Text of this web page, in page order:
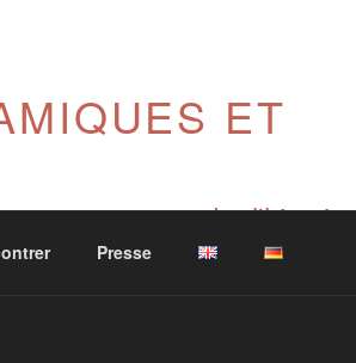
ET
sauvegarder l'histoire
Presse